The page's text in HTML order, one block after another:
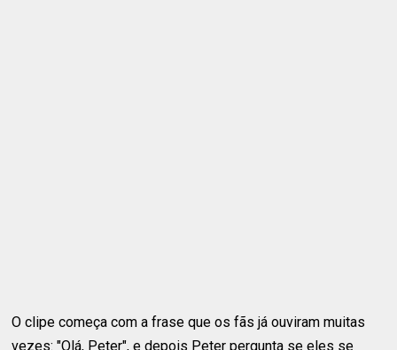
O clipe começa com a frase que os fãs já ouviram muitas
vezes: "Olá, Peter", e depois Peter pergunta se eles se